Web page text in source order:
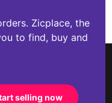
Zicplace, the
to find, buy and
selling now